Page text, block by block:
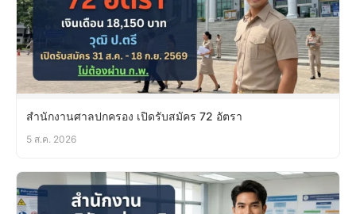
สำนักงานศาลปกครอง เปิดรับสมัคร 72 อัตรา
5 ส.ค. 2026